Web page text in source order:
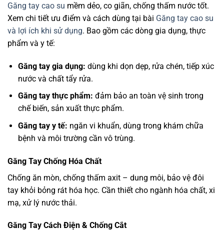
Găng tay cao su mềm dẻo, co giãn, chống thấm nước tốt.
Xem chi tiết ưu điểm và cách dùng tại bài Găng tay cao su
và lợi ích khi sử dụng. Bao gồm các dòng gia dụng, thực
phẩm và y tế:
Găng tay gia dụng: dùng khi dọn dẹp, rửa chén, tiếp xúc
nước và chất tẩy rửa.
Găng tay thực phẩm: đảm bảo an toàn vệ sinh trong
chế biến, sản xuất thực phẩm.
Găng tay y tế: ngăn vi khuẩn, dùng trong khám chữa
bệnh và môi trường cần vô trùng.
Găng Tay Chống Hóa Chất
Chống ăn mòn, chống thấm axit – dung môi, bảo vệ đôi
tay khỏi bỏng rát hóa học. Cần thiết cho ngành hóa chất, xi
mạ, xử lý nước thải.
Găng Tay Cách Điện & Chống Cắt